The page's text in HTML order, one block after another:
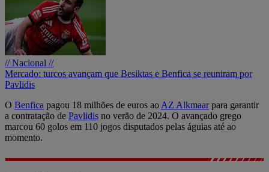
// Nacional //
Mercado: turcos avançam que Besiktas e Benfica se reuniram por
Pavlidis
O Benfica pagou 18 milhões de euros ao AZ Alkmaarpara garantir
a contratação de Pavlidis no verão de 2024. O avançado grego
marcou 60 golos em 110 jogos disputados pelas águias até ao
momento.